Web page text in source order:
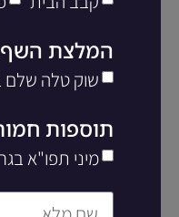
המלצת
שוק טלה שלם בתנור (כ-4 ק”ג)
תוספות חמות -עד 3
מיני תפו"א